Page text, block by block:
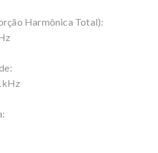
Harmônica Total):